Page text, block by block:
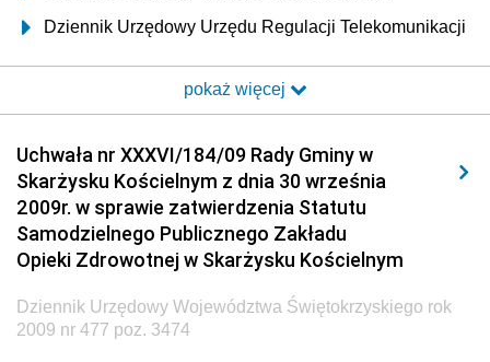
Dziennik Urzędowy Urzędu Regulacji Telekomunikacji
Dziennik Urzędowy Ministra Transportu i Budownictwa
Elektronicznej
Dziennik Urzędowy Ministra Spraw Wewnętrznych i
Administracji
Dziennik Urzędowy Ministra Transportu
Dziennik Urzędowy Ministra Budownictwa
Dziennik Urzędowy Ministra Nauki i Szkolnictwa
pokaż więcej
Uchwała nr XXXVI/184/09 Rady Gminy w
Skarżysku Kościelnym z dnia 30 września
2009r. w sprawie zatwierdzenia Statutu
Samodzielnego Publicznego Zakładu
Opieki Zdrowotnej w Skarżysku Kościelnym
Dziennik Urzędowy Województwa Świętokrzyskiego rok
2009 nr 477 poz. 3474